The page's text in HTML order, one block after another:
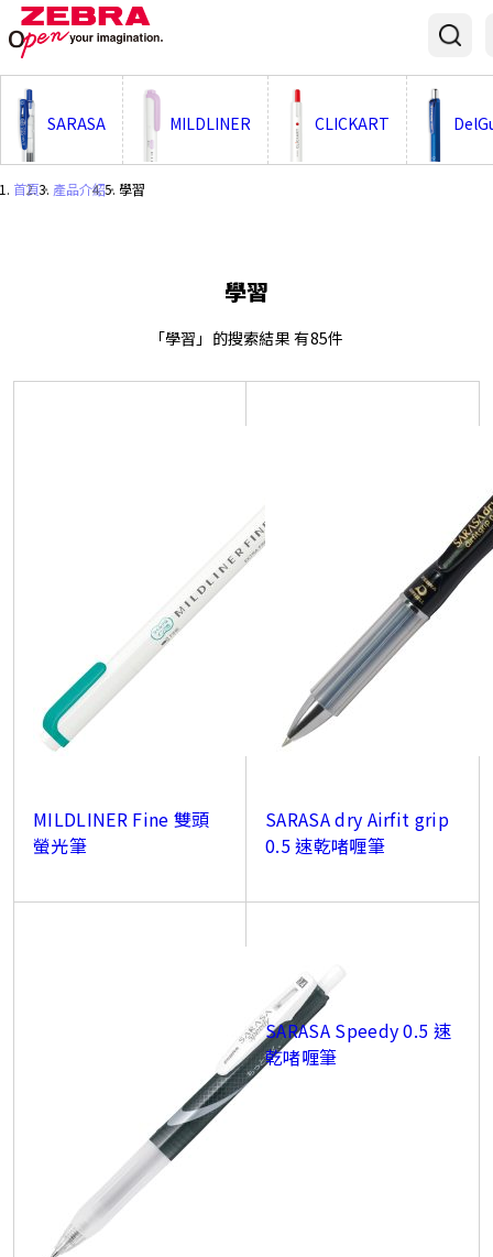
SARASA MILDLINER CLICKART
首頁・ 產品介紹・ 學習
學習
「學習」的搜索結果 有85件
MILDLINER Fine 雙頭
螢光筆
SARASA dry Airfit grip
0.5 速乾啫喱筆
SARASA Speedy 0.5 速
乾啫喱筆